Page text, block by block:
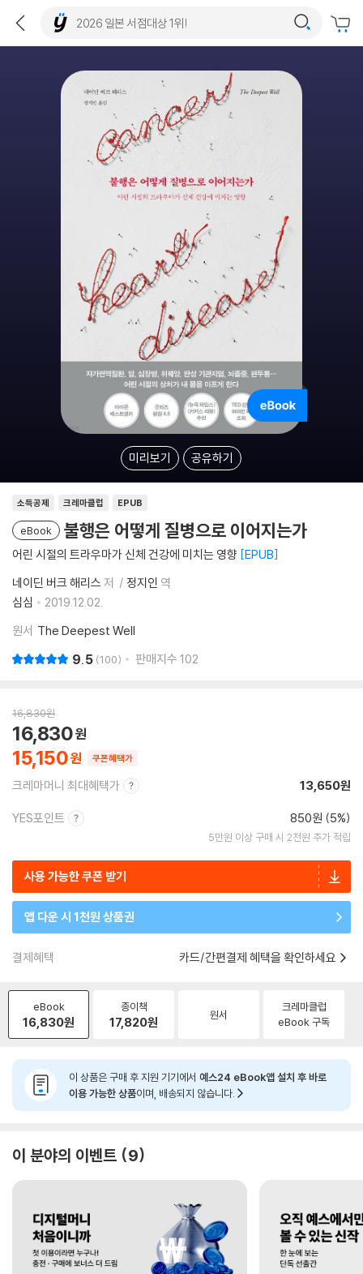
미리보기 공유하기
소득공제 크레마클럽 EPUB
eBook 불행은 어떻게 질병으로 이어지는가
어린 시절의 트라우마가 신체 건강에 미치는 영향 EPUB
네이딘 버크 해리스 저 정지인 역
심심
2019.12.02.
원서 The Deepest Well
9.5 100 판매지수 102
16,830원
15,150
16,830
쿠폰혜택가
크레마머니 최대혜택가 13,650원
YES포인트 850원 (5%)
5만원 이상 구매 시 2천원 추가 적립
사용 가능한 쿠폰 받기
앱 다운 시 1천원 상품권
결제혜택 카드/간편결제 혜택을 확인하세요
eBook
16,830원
종이책
17,820원 원서
크레마클럽
eBook 구독
이 상품은 구매 후 지원 기기에서 예스24 eBook앱 설치 후 바로
이용 가능한 상품이며, 배송되지 않습니다.
이 분야의 이벤트 9